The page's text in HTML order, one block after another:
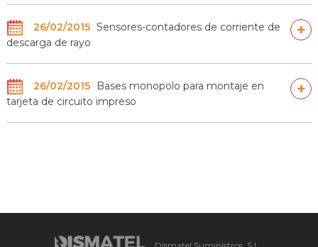
26/02/2015 Sensores-contadores de corriente de
descarga de rayo
+
26/02/2015
Bases monopolo para montaje en
tarjeta de circuito impreso
+